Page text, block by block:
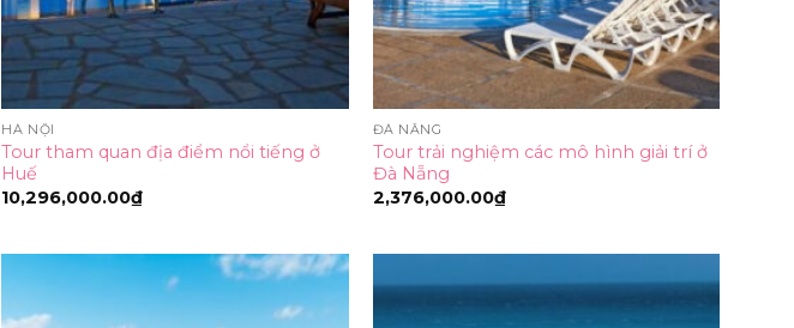
HÀ NỘI
Tour tham quan địa điểm nổi tiếng ở
Huế
10,296,000.00₫
ĐÀ NẴNG
Tour trải nghiệm các mô hình giải trí ở
Đà Nẵng
2,376,000.00₫